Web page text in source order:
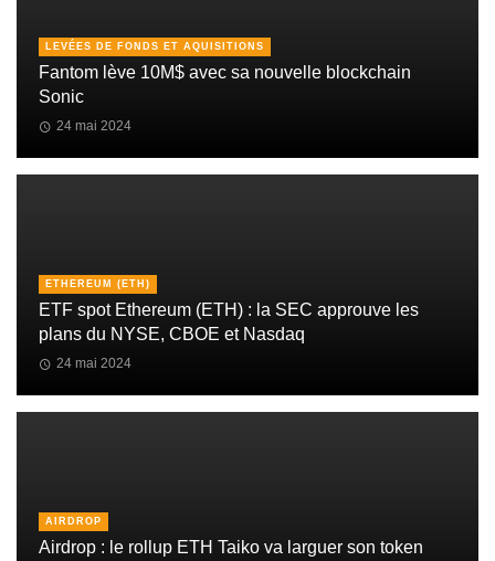
LEVÉES DE FONDS ET AQUISITIONS
Fantom lève 10M$ avec sa nouvelle blockchain
Sonic
24 mai 2024
ETHEREUM (ETH)
ETF spot Ethereum (ETH) : la SEC approuve les
plans du NYSE, CBOE et Nasdaq
24 mai 2024
AIRDROP
Airdrop : le rollup ETH Taiko va larguer son token